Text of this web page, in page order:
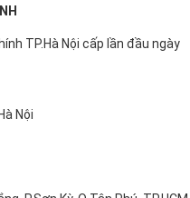
TP.Hà Nội cấp lần đầu ngày
Nội